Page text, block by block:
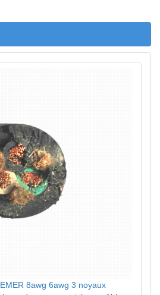
8awg 6awg 3 noyaux